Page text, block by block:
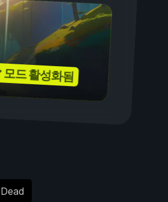
드 활성화됨